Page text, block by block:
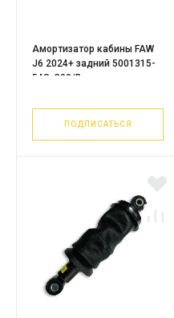
Амортизатор кабины FAW
J6 2024+ задний 5001315-
54S-C00/B
ПОДПИСАТЬСЯ